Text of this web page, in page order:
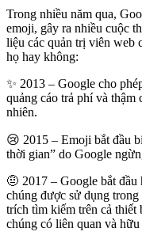
Trong nhiều năm qua,
emoji, gây ra nhiều cuộc
liệu các quản trị viên web
họ hay không:
✨ 2013 – Google cho
quảng cáo trả phí và
nhiên.
😢 2015 – Emoji bắt đầu
thời gian” do Google
🤨 2017 – Google bắt
chúng được sử dụng
trích tìm kiếm trên cả thiết
chúng có liên quan và